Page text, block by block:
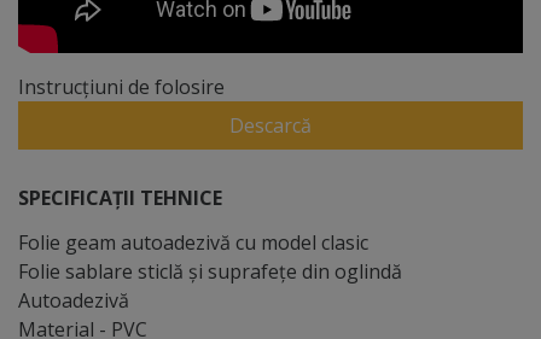
Instrucțiuni de folosire
Descarcă
SPECIFICAȚII TEHNICE
Folie geam autoadezivă cu model clasic
Folie sablare sticlă şi suprafeţe din oglindă
Autoadezivă
Material - PVC